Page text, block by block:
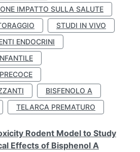
IMPATTO SULLA SALUTE
STUDI IN VIVO
ENDOCRINI
BISFENOLO A
TELARCA PREMATURO
Rodent Model to Study
Effects of Bisphenol A